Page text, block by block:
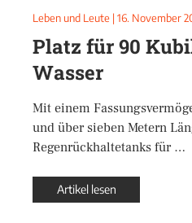
Leben und Leute | 16. November
Platz für 90
Wasser
Mit einem
und über sieben Metern
Regenrückhaltetanks für …
Artikel lesen